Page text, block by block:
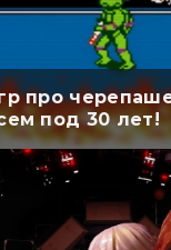
про
под 30 лет!